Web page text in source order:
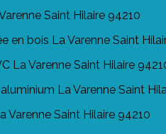
Saint Hilaire 94210
en bois La Varenne Saint
La Varenne Saint Hilaire
La Varenne Saint
Varenne Saint Hilaire 94210